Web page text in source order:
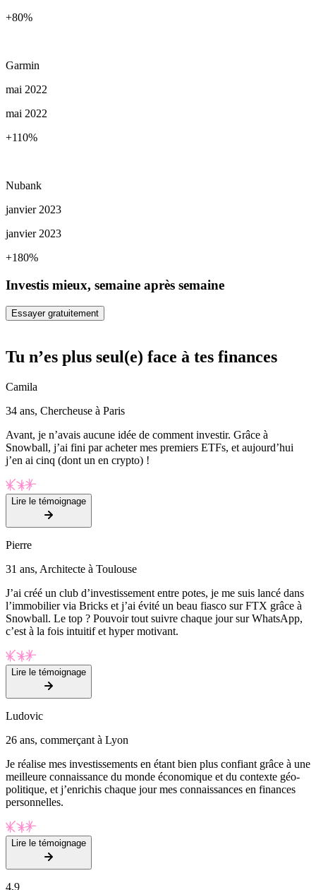
+80%
Garmin
mai 2022
mai 2022
+110%
Nubank
janvier 2023
janvier 2023
+180%
Investis mieux, semaine après semaine
Essayer gratuitement
Tu n’es plus seul(e) face à tes finances
Camila
34 ans, Chercheuse à Paris
Avant, je n’avais aucune idée de comment investir. Grâce à
Snowball, j’ai fini par acheter mes premiers ETFs, et aujourd’hui
j’en ai cinq (dont un en crypto) !
Lire le témoignage
Pierre
31 ans, Architecte à Toulouse
J’ai créé un club d’investissement entre potes, je me suis lancé dans
l’immobilier via Bricks et j’ai évité un beau fiasco sur FTX grâce à
Snowball. Le top ? Pouvoir tout suivre chaque jour sur WhatsApp,
c’est à la fois intuitif et hyper motivant.
Lire le témoignage
Ludovic
26 ans, commerçant à Lyon
Je réalise mes investissements en étant bien plus confiant grâce à une
meilleure connaissance du monde économique et du contexte géo-
politique, et j’enrichis chaque jour mes connaissances en finances
personnelles.
Lire le témoignage
4,9